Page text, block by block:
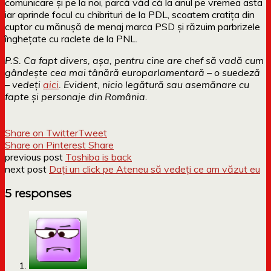
iar aprinde focul cu chibrituri de la PDL, scoatem cratița din
cuptor cu mănușă de menaj marca PSD și răzuim parbrizele
înghețate cu raclete de la PNL.
P.S. Ca fapt divers, așa, pentru cine are chef să vadă cum
gândește cea mai tânără europarlamentară – o suedeză
– vedeți aici . Evident, nicio legătură sau asemănare cu
fapte și personaje din România.
Share on TwitterTweet
Share on Pinterest Share
previous post Toshiba is back
next post Dați un click pe Ateneu să vedeți ce am văzut eu
5 responses